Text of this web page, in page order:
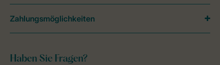
Haben Sie Fragen?
Zahlungsmöglichkeiten